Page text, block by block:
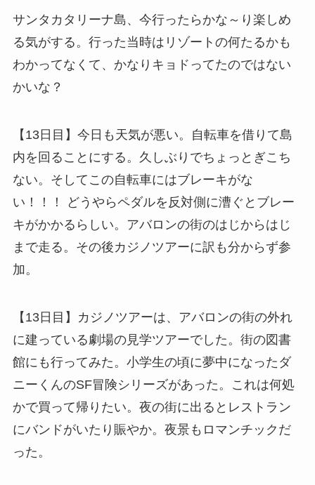
サンタカタリーナ島、今行ったらかな～り楽しめ
る気がする。行った当時はリゾートの何たるかも
わかってなくて、かなりキョドってたのではない
かいな？
【13日目】今日も天気が悪い。自転車を借りて島
内を回ることにする。久しぶりでちょっとぎこち
ない。そしてこの自転車にはブレーキがな
い！！！ どうやらペダルを反対側に漕ぐとブレー
キがかかるらしい。アバロンの街のはじからはじ
まで走る。その後カジノツアーに訳も分からず参
加。
【13日目】カジノツアーは、アバロンの街の外れ
に建っている劇場の見学ツアーでした。街の図書
館にも行ってみた。小学生の頃に夢中になったダ
ニーくんのSF冒険シリーズがあった。これは何処
かで買って帰りたい。夜の街に出るとレストラン
にバンドがいたり賑やか。夜景もロマンチックだ
った。